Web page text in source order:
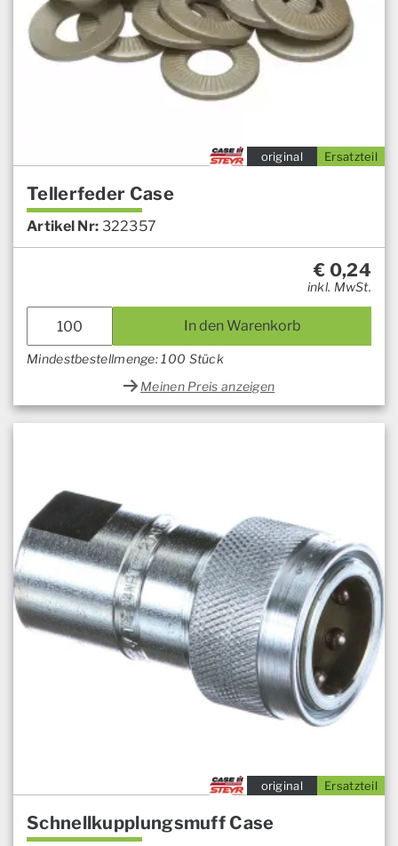
Ersatzteil
original
Tellerfeder Case
Artikel Nr: 322357
€ 0,24
inkl. MwSt.
In den Warenkorb
Mindestbestellmenge: 100 Stück
Meinen Preis anzeigen
Ersatzteil
original
Schnellkupplungsmuff Case